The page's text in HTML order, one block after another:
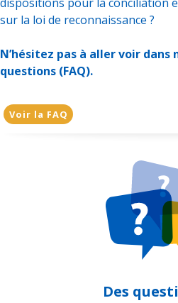
sur la loi de reconnaissance ?
N’hésitez pas à aller voir
questions (FAQ).
Voir la FAQ
Des